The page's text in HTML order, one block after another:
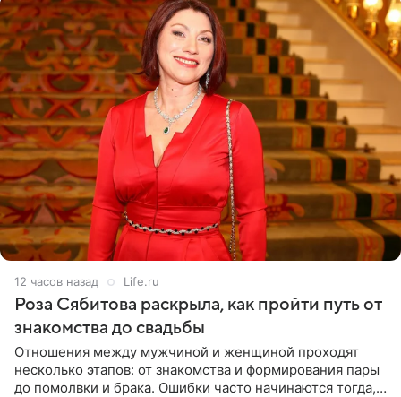
12 часов назад Life.ru
Роза Сябитова раскрыла, как пройти путь от
знакомства до свадьбы
Отношения между мужчиной и женщиной проходят
несколько этапов: от знакомства и формирования пары
до помолвки и брака. Ошибки часто начинаются тогда,